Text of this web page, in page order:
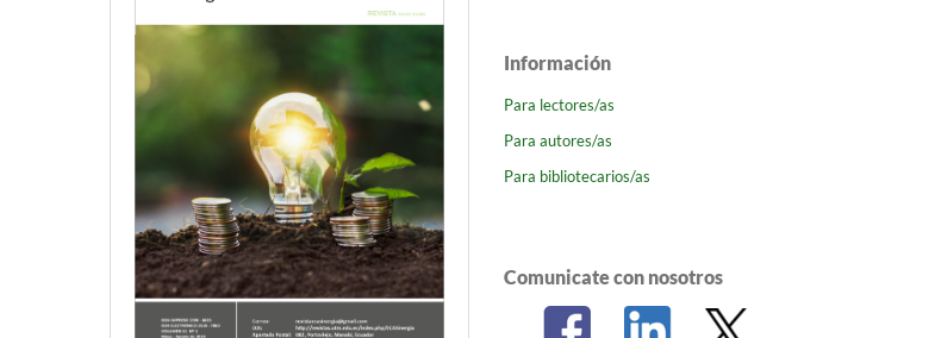
Información
Para lectores/as
Para autores/as
Para bibliotecarios/as
Comunicate con nosotros